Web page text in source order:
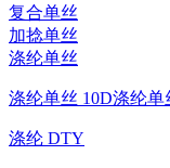
复合单丝
加捻单丝
涤纶单丝
涤纶单丝 10D涤纶单
涤纶 DTY